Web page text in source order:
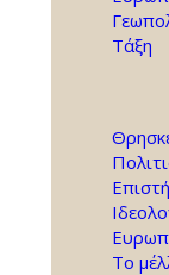
Τάξη
Το